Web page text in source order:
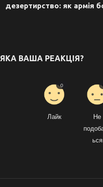
дезертирство: як армія
ЯКА ВАША РЕАКЦІЯ?
Лайк
0
Не
ься